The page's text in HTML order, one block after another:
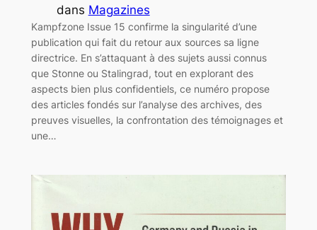
dans Magazines
Kampfzone Issue 15 confirme la singularité d’une
publication qui fait du retour aux sources sa ligne
directrice. En s’attaquant à des sujets aussi connus
que Stonne ou Stalingrad, tout en explorant des
aspects bien plus confidentiels, ce numéro propose
des articles fondés sur l’analyse des archives, des
preuves visuelles, la confrontation des témoignages et
une…